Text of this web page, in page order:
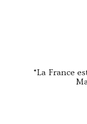
“La France